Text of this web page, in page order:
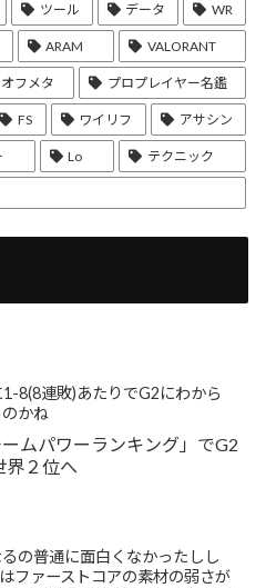
ツール データ WR
ARAM VALORANT
オフメタ プロプレイヤー名鑑
FS ワイリフ アサシン
Lo テクニック
8(8連敗)あたりでG2にわから
かね
ムパワーランキング」でG2
界２位へ
の普通に面白くなかったしし
ファーストコアの素材の弱さが